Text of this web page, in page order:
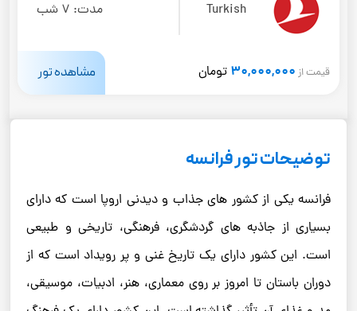
Turkish مدت: 7 شب
قیمت از 30,000,000 تومان مشاهده تور
توضیحات تور فرانسه
فرانسه یکی از کشور های جذاب و دیدنی اروپا است که دارای
بسیاری از جاذبه های گردشگری، فرهنگی، تاریخی و طبیعی
است. این کشور دارای یک تاریخ غنی و پر رویداد است که از
دوران باستان تا امروز بر روی معماری، هنر، ادبیات، موسیقی،